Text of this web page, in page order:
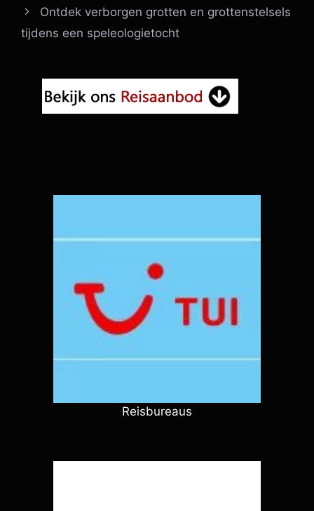
Ontdek verborgen grotten en grottenstelsels
tijdens een speleologietocht
Reisbureaus